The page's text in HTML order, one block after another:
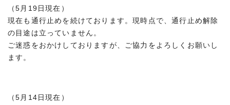
（5月19日現在）
現在も通行止めを続けております。現時点で、通行止め解除
の目途は立っていません。
ご迷惑をおかけしておりますが、ご協力をよろしくお願いし
ます。
（5月14日現在）